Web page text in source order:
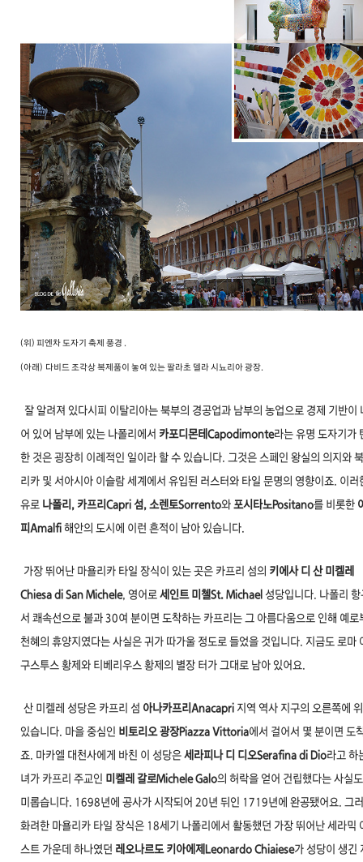
(위) 피엔차 도자기 축제 풍경 .
(아래) 다비드 조각상 복제품이 놓여 있는 팔라초 델라 시뇨리아 광장.
잘 알려져 있다시피 이탈리아는 북부의 경공업과 남부의 농업으로 경제 기반이
어 있어 남부에 있는 나폴리에서 카포디몬테Capodimonte라는 유명 도자기가
한 것은 굉장히 이례적인 일이라 할 수 있습니다. 그것은 스페인 왕실의 의지와
리카 및 서아시아 이슬람 세계에서 유입된 러스터와 타일 문명의 영향이죠. 이러
유로 나폴리, 카프리Capri 섬, 소렌토Sorrento와포시타노Positano를 비롯한
피Amalfi해안의 도시에 이런 흔적이 남아 있습니다.
가장 뛰어난 마욜리카 타일 장식이 있는 곳은 카프리 섬의 키에사 디 산 미켈레
Chiesa di San Michele, 영어로세인트 미첼St. Michael 성당입니다. 나폴리 항
서 쾌속선으로 불과 30여 분이면 도착하는 카프리는 그 아름다움으로 인해 예로
천혜의 휴양지였다는 사실은 귀가 따가울 정도로 들었을 것입니다. 지금도 로마
구스투스 황제와 티베리우스 황제의 별장 터가 그대로 남아 있어요.
산 미켈레 성당은 카프리 섬 아나카프리Anacapri 지역 역사 지구의 오른쪽에
있습니다. 마을 중심인 비토리오 광장Piazza Vittoria에서 걸어서 몇 분이면 도
죠. 마카엘 대천사에게 바친 이 성당은세라피나 디 디오Serafina di Dio라고 하
녀가 카프리 주교인 미켈레 갈로Michele Galo의 허락을 얻어 건립했다는 사실
미롭습니다. 1698년에 공사가 시작되어 20년 뒤인 1719년에 완공됐어요. 그
화려한 마욜리카 타일 장식은 18세기 나폴리에서 활동했던 가장 뛰어난 세라믹
스트 가운데 하나였던 레오나르도 키아에제Leonardo Chiaiese가 성당이 생긴